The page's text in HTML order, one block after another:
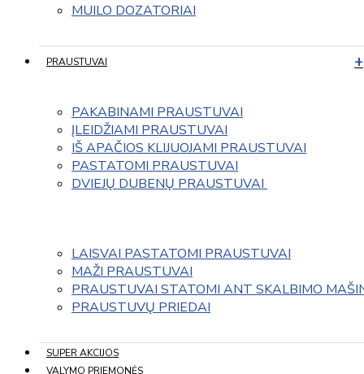
MUILO DOZATORIAI
PRAUSTUVAI
PAKABINAMI PRAUSTUVAI
ĮLEIDŽIAMI PRAUSTUVAI
IŠ APAČIOS KLIJUOJAMI PRAUSTUVAI
PASTATOMI PRAUSTUVAI
DVIEJŲ DUBENŲ PRAUSTUVAI
LAISVAI PASTATOMI PRAUSTUVAI
MAŽI PRAUSTUVAI
PRAUSTUVAI STATOMI ANT SKALBIMO
PRAUSTUVŲ PRIEDAI
SUPER AKCIJOS
VALYMO PRIEMONĖS